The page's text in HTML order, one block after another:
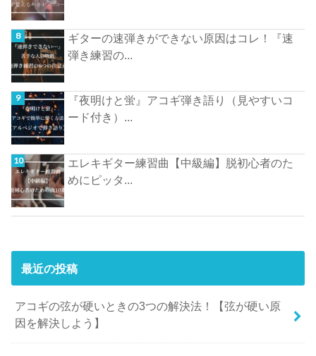
ギターの速弾きができない原因はコレ！『速
弾き練習の...
『夜明けと蛍』アコギ弾き語り（見やすいコ
ード付き）...
エレキギター練習曲【中級編】脱初心者のた
めにピッタ...
最近の投稿
アコギの弦が硬いときの3つの解決法！【弦が硬い原
因を解決しよう】